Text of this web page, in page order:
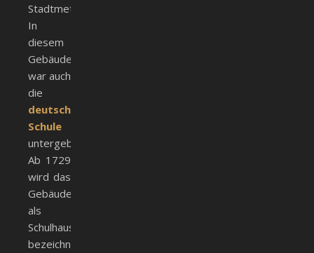
Stadtmetzg.
In
diesem
Gebäude
war auch
die
deutsche
Schule
untergebracht.
Ab 1729
wird das
Gebäude
als
Schulhaus
bezeichnet